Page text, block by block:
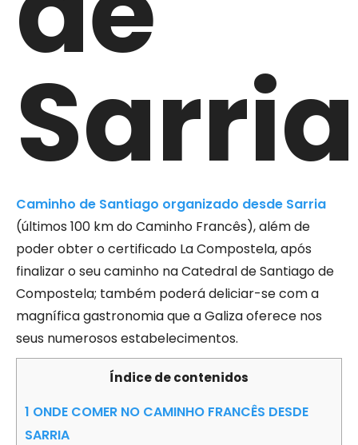
Sarria
Caminho de Santiago organizado desde Sarria
(últimos 100 km do Caminho Francês), além de
poder obter o certificado La Compostela, após
finalizar o seu caminho na Catedral de Santiago de
Compostela; também poderá deliciar-se com a
magnífica gastronomia que a Galiza oferece nos
seus numerosos estabelecimentos.
Índice de contenidos
1 ONDE COMER NO CAMINHO FRANCÊS DESDE
SARRIA